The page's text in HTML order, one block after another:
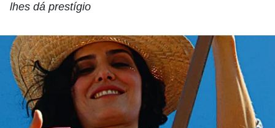
lhes dá prestígio